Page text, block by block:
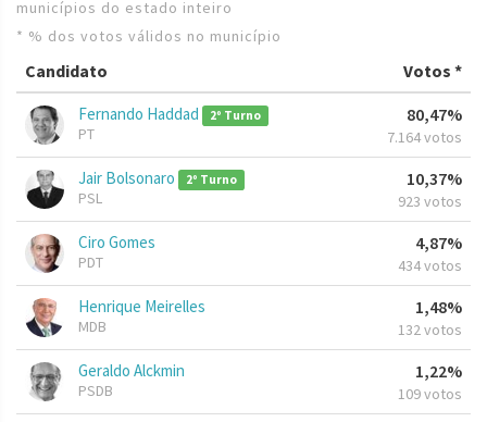
municípios do estado inteiro
* % dos votos válidos no município
Candidato Votos *
Fernando Haddad 2º Turno
PT
80,47%
7.164 votos
Jair Bolsonaro 2º Turno
PSL
10,37%
923 votos
Ciro Gomes
PDT
4,87%
434 votos
Henrique Meirelles
MDB
1,48%
132 votos
Geraldo Alckmin
PSDB
1,22%
109 votos